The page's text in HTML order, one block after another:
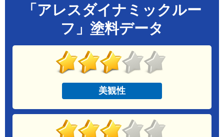
「アレスダイナミックルー
フ」塗料データ
美観性